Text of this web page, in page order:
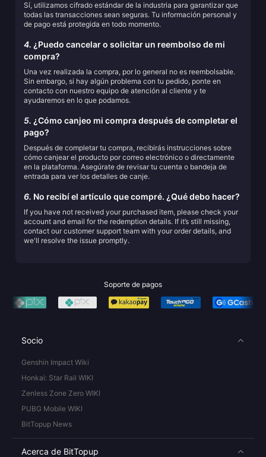
Sí, utilizamos cifrado estándar de la industria para garantizar que
todas las transacciones sean seguras. Tu información personal y
de pago está protegida en todo momento.
4. ¿Puedo cancelar o solicitar un reembolso de mi
compra?
Una vez realizada la compra, por lo general no es reembolsable.
Sin embargo, si hay algún problema con tu pedido, ponte en
contacto con nuestro equipo de atención al cliente y te
ayudaremos en lo que podamos.
5. ¿Cómo canjeo mi compra después de completar el
pago?
Después de completar tu compra, recibirás instrucciones sobre
cómo canjear el producto por correo electrónico o directamente
en la plataforma. Asegúrate de revisar tu cuenta o bandeja de
entrada para ver los detalles de canje.
6. No recibí el artículo que compré. ¿Qué debo hacer?
If you have not received your purchased item, please check your
account and email for the redemption details. If it’s still missing,
contact our customer support team with your order details, and
we'll resolve the issue promptly.
Soporte de pagos
Socio
Genshin Impact Wiki
Honkai: Star Rail WIKI
Zenless Zone Zero WIKI
PUBG Mobile WIKI
BitTopup News
Acerca de BitTopup